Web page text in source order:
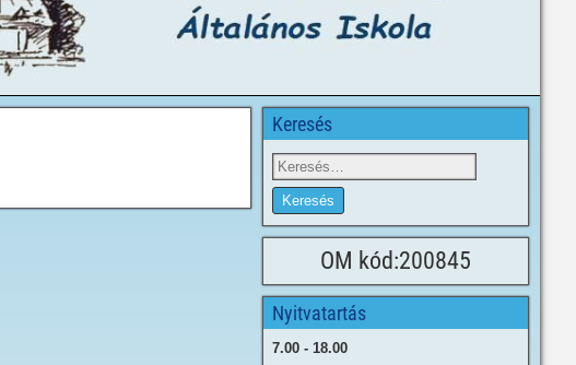
Keresés
OM kód:200845
Nyitvatartás
7.00 - 18.00